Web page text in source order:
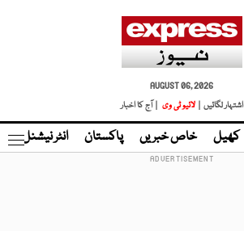
AUGUST 06, 2026
اشتہار لگائیں |
لائیو ٹی وی | آج کا اخبار
کھیل خاص خبریں پاکستان انٹر نیشنل